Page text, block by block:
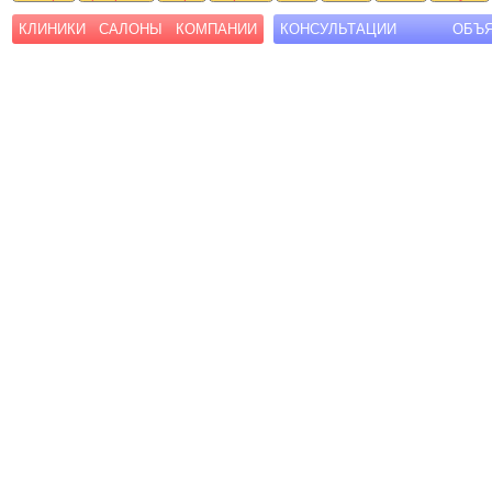
КЛИНИКИ САЛОНЫ КОМПАНИИ КОНСУЛЬТАЦИИ